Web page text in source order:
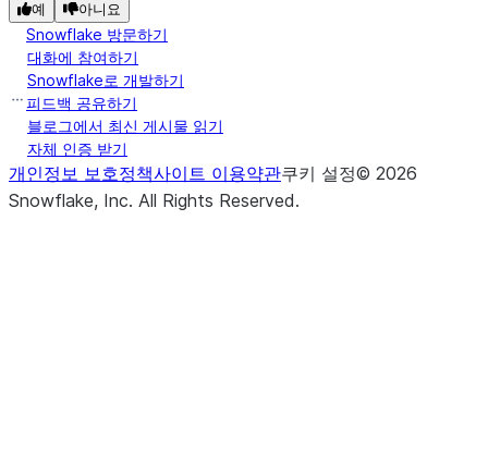
예 아니요
Snowflake 방문하기
대화에 참여하기
Snowflake로 개발하기
피드백 공유하기
블로그에서 최신 게시물 읽기
자체 인증 받기
개인정보 보호정책사이트 이용약관쿠키 설정© 2026
Snowflake, Inc. All Rights Reserved.